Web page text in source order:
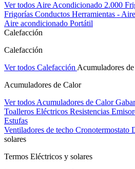
Ver todos Aire Acondicionado 2.000
Frigorías Conductos Herramientas -
Aire acondicionado Portátil
Calefacción
Calefacción
Ver todos Calefacción Acumuladores
Acumuladores de Calor
Ver todos Acumuladores de Calor
Toalleros Eléctricos Resistencias
Estufas
Ventiladores de techo Cronotermostato
solares
Termos Eléctricos y solares